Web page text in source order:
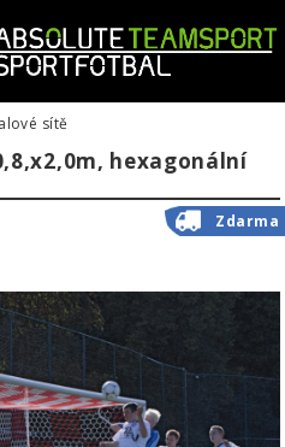
účet
sítě
hexagonální
Zdarma